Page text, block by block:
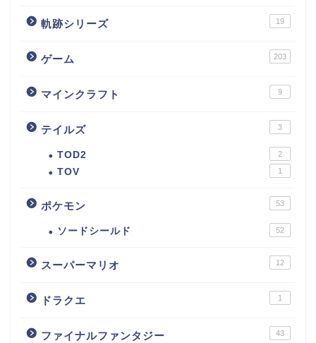
軌跡シリーズ 19
ゲーム 203
マインクラフト 9
テイルズ 3
TOD2 2
TOV 1
ポケモン 53
ソードシールド 52
スーパーマリオ 12
ドラクエ 1
ファイナルファンタジー 43